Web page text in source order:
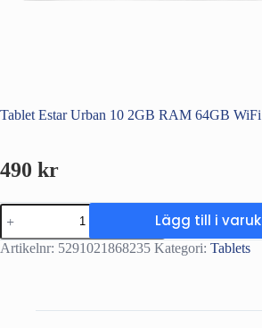
Tablet Estar Urban 10 2GB RAM 64GB
490 kr
Tablet
Estar
Urban
10
Lägg till i
Artikelnr: 5291021868235 Kategori: Tablets